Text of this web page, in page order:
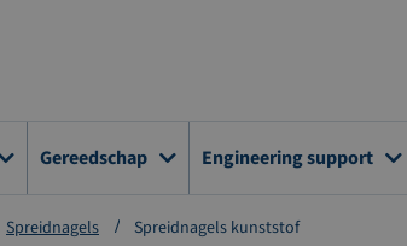
Gereedschap Engineering support
Spreidnagels Spreidnagels kunststof